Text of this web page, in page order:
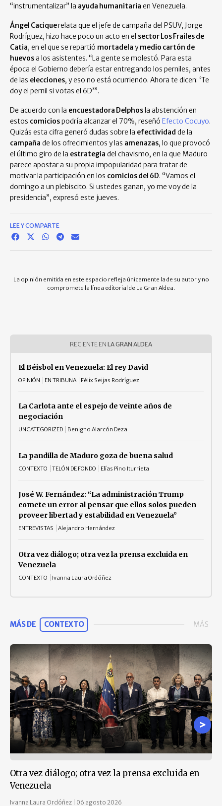
“instrumentalizar” la ayuda humanitaria en Venezuela.
Ángel Caciquerelata que el jefe de campaña del PSUV, Jorge
Rodríguez, hizo hace poco un acto en el sector Los Frailes de
Catia, en el que se repartió mortadela ymedio cartón de
huevosa los asistentes. “La gente se molestó. Para esta
época el Gobierno debería estar entregando los perniles, antes
de las elecciones, y eso no está ocurriendo. Ahora te dicen: ‘Te
doy el pernil si votas el 6D’”.
De acuerdo con la encuestadora Delphosla abstención en
estos comiciospodría alcanzar el 70%, reseñó Efecto Cocuyo.
Quizás esta cifra generó dudas sobre la efectividad de la
campaña de los ofrecimientos y las amenazas, lo que provocó
el último giro de la estrategia del chavismo, en la que Maduro
parece apostar a su propia impopularidad para tratar de
motivar la participación en los comicios del 6D. “Vamos el
domingo a un plebiscito. Si ustedes ganan, yo me voy de la
presidencia”, expresó este jueves.
LEE Y COMPARTE
La opinión emitida en este espacio refleja únicamente la de su autor y no
compromete la línea editorial de La Gran Aldea.
RECIENTE EN LA GRAN ALDEA
El Béisbol en Venezuela: El rey David
OPINIÓN EN TRIBUNA Félix Seijas Rodríguez
La Carlota ante el espejo de veinte años de
negociación
UNCATEGORIZED Benigno Alarcón Deza
La pandilla de Maduro goza de buena salud
CONTEXTO TELÓN DE FONDO Elías Pino Iturrieta
José W. Fernández: “La administración Trump
comete un error al pensar que ellos solos pueden
proveer libertad y estabilidad en Venezuela”
ENTREVISTAS Alejandro Hernández
Otra vez diálogo; otra vez la prensa excluida en
Venezuela
CONTEXTO Ivanna Laura Ordóñez
MÁS DE CONTEXTO MÁS
Otra vez diálogo; otra vez la prensa excluida en
Venezuela
Ivanna Laura Ordóñez 06 agosto 2026